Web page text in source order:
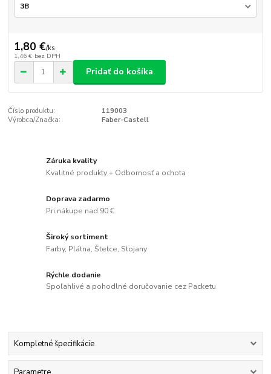
1,80 €/ks
1,46 € bez DPH
Pridať do košíka
Číslo produktu:
119003
Výrobca/Značka:
Faber-Castell
Záruka kvality
Kvalitné produkty + Odbornosť a ochota
Doprava zadarmo
Pri nákupe nad 90 €
Široký sortiment
Farby, Plátna, Štetce, Stojany
Rýchle dodanie
Spoľahlivé a pohodlné doručovanie cez Packetu
Kompletné špecifikácie